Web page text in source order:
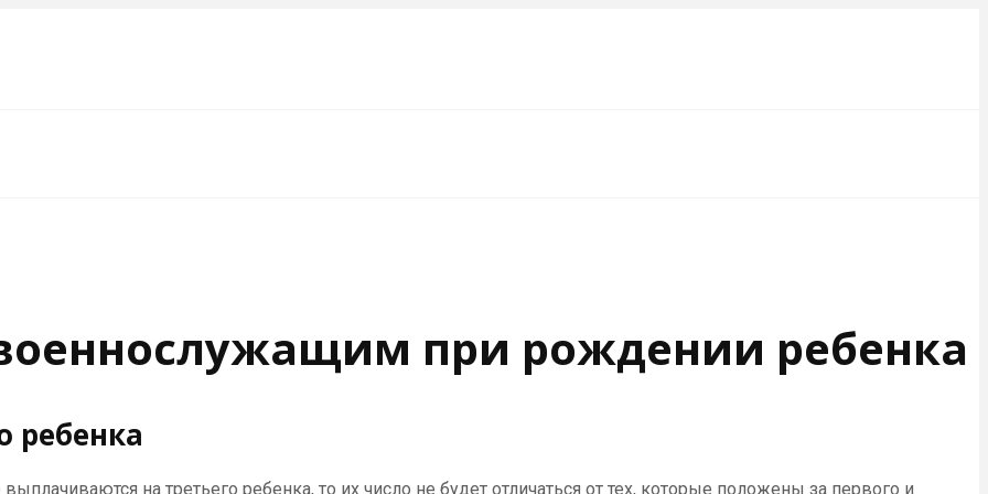
при рождении ребенка
ребенка
на третьего ребенка, то их число не будет отличаться от тех, которые положены за первого и